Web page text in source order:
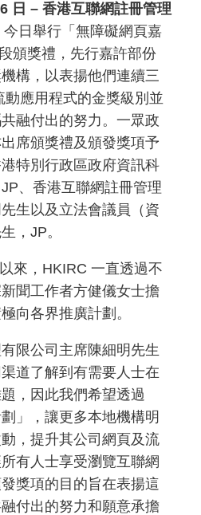
日 – 香港互聯網註冊管理
今日舉行「無障礙網頁嘉
頒獎禮，先行嘉許部份
機構，以表揚他們連續三
應用程式的金獎級別並
融付出的努力。一眾政
席頒獎禮及頒發獎項予
特別行政區政府資訊科
、香港互聯網註冊管理
生以及立法會議員（資
，JP。
來，HKIRC 一直透過不
聞工作者方健儀女士擔
向各界推廣計劃。
限公司主席陳細明先生
道了解到有需要人士在
，因此我們希望透過
」，讓更多本地機構明
，提升其公司網頁及流
有人士享受瀏覽互聯網
獎項的目的旨在表揚這
付出的努力和願意承擔